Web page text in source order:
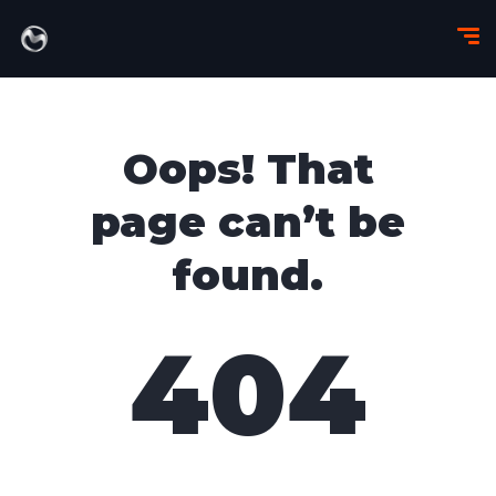
Oops! That
page can’t be
found.
404